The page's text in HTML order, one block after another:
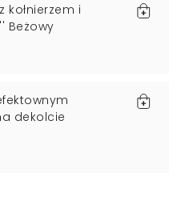
kołnierzem i
Beżowy
dekolcie